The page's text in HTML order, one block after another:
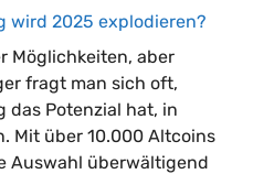
wird 2025 explodieren?
Möglichkeiten, aber
fragt man sich oft,
das Potenzial hat, in
Mit über 10.000 Altcoins
Auswahl überwältigend